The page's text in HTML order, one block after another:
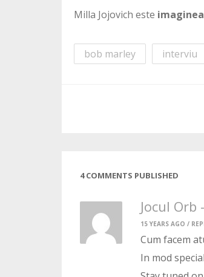
Milla Jojovich este
bob marley interviu
4 COMMENTS PUBLISHED
Jocul Orb
15 YEARS AGO /
Cum facem
In mod